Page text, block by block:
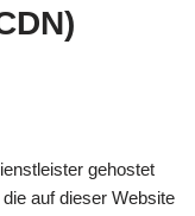
gehostet
auf dieser Website